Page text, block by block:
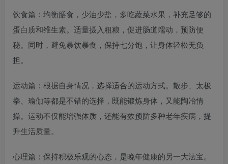
饮食篇：均衡膳食，少油少盐，多吃蔬菜水果，补充足够的
蛋白质和维生素。适量摄入粗粮，促进肠道蠕动，预防便
秘。同时，避免暴饮暴食，保持七分饱，让身体轻松无负
担。​
运动篇：根据自身情况，选择适合的运动方式。散步、太极
拳、瑜伽等都是不错的选择，既能锻炼身体，又能陶冶情
操。运动不仅能增强体质，还能有效预防多种老年疾病，提
升生活质量。​
心理篇：保持积极乐观的心态，是晚年健康的另一大法宝。